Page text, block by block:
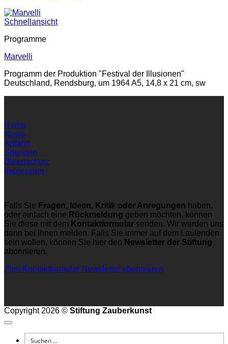
Schnellansicht
Programme
Marvelli
Programm der Produktion "Festival der Illusionen"
Deutschland, Rendsburg, um 1964 A5, 14,8 x 21 cm, sw
Home
News
Anfahrt
Spenden
Datenschutz
Impressum
Falls Sie Fragen, Ideen, Kritik oder Anregungen haben,
oder einfach eine Rückmeldung geben möchten, können
Sie diese mit dem Kontaktformular senden. Wir werden uns
dann bei Ihnen melden. Falls Sie immer auf dem Laufenden
sein wollen, können Sie hier den Newsletter der Stiftung
abonnieren.
Zum Kontaktformular Newsletter abonnieren
Copyright 2026 © Stiftung Zauberkunst